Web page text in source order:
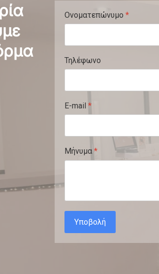
Ονοματεπώνυμο *
Τηλέφωνο
E-mail *
Μήνυμα*
Υποβολή